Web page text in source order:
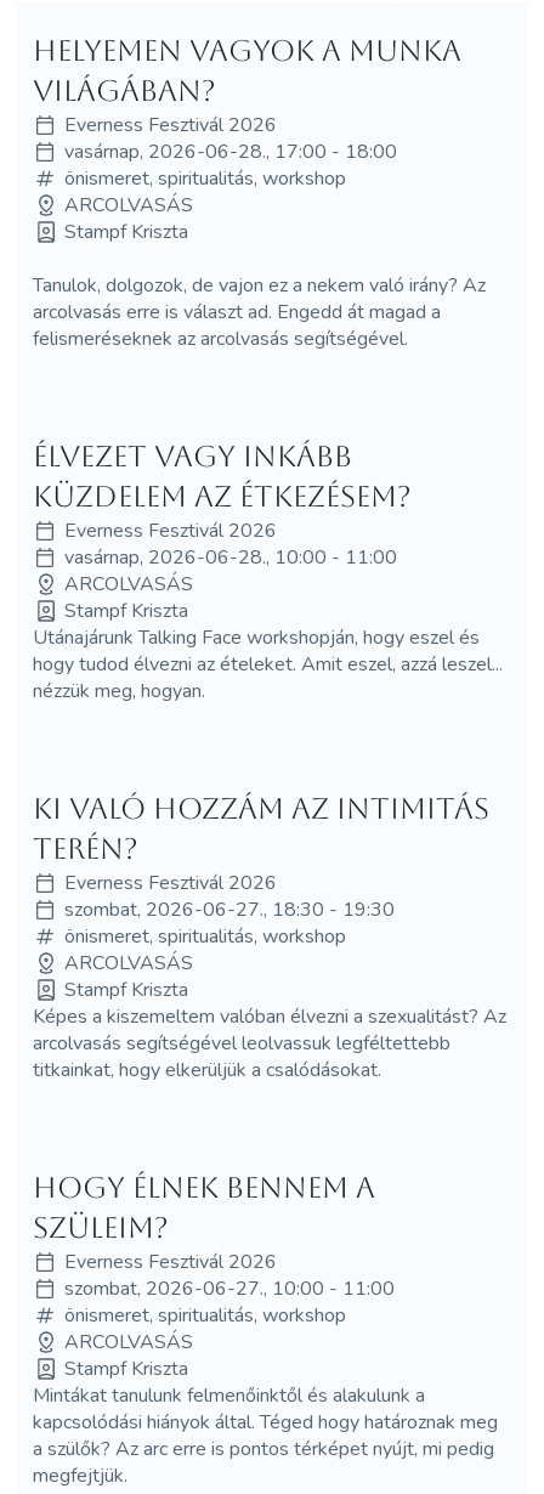
Helyemen vagyok a munka
világában?
Everness Fesztivál 2026
vasárnap, 2026-06-28., 17:00 - 18:00
önismeret, spiritualitás, workshop
ARCOLVASÁS
Stampf Kriszta
Tanulok, dolgozok, de vajon ez a nekem való irány? Az
arcolvasás erre is választ ad. Engedd át magad a
felismeréseknek az arcolvasás segítségével.
Élvezet vagy inkább
küzdelem az étkezésem?
Everness Fesztivál 2026
vasárnap, 2026-06-28., 10:00 - 11:00
ARCOLVASÁS
Stampf Kriszta
Utánajárunk Talking Face workshopján, hogy eszel és
hogy tudod élvezni az ételeket. Amit eszel, azzá leszel...
nézzük meg, hogyan.
Ki való hozzám az intimitás
terén?
Everness Fesztivál 2026
szombat, 2026-06-27., 18:30 - 19:30
önismeret, spiritualitás, workshop
ARCOLVASÁS
Stampf Kriszta
Képes a kiszemeltem valóban élvezni a szexualitást? Az
arcolvasás segítségével leolvassuk legféltettebb
titkainkat, hogy elkerüljük a csalódásokat.
Hogy élnek bennem a
szüleim?
Everness Fesztivál 2026
szombat, 2026-06-27., 10:00 - 11:00
önismeret, spiritualitás, workshop
ARCOLVASÁS
Stampf Kriszta
Mintákat tanulunk felmenőinktől és alakulunk a
kapcsolódási hiányok által. Téged hogy határoznak meg
a szülők? Az arc erre is pontos térképet nyújt, mi pedig
megfejtjük.